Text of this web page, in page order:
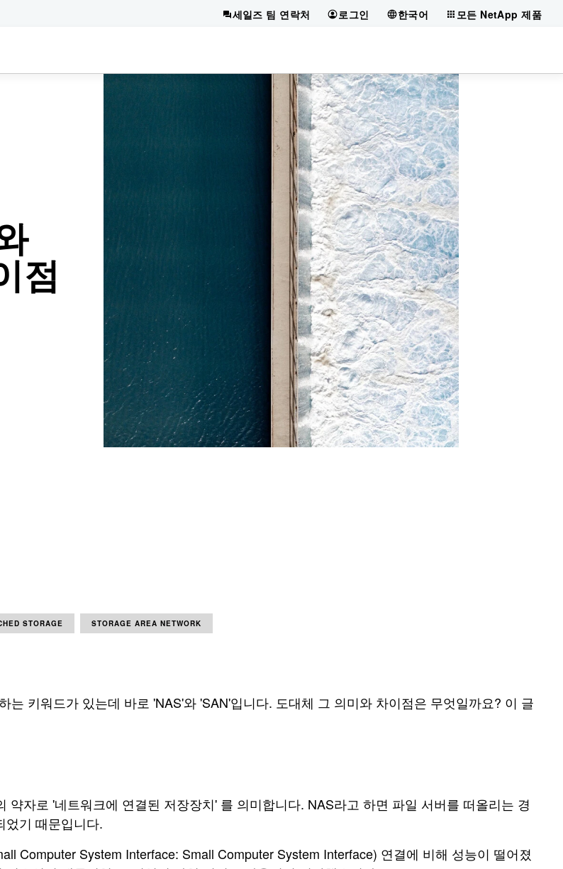
세일즈 팀 연락처 로그인 한국어 모든 NetApp 제품
점
STORAGE STORAGE AREA NETWORK
키워드가 있는데 바로 'NAS'와 'SAN'입니다. 도대체 그 의미와 차이점은 무엇일까요? 이 글
약자로 '네트워크에 연결된 저장장치' 를 의미합니다. NAS라고 하면 파일 서버를 떠올리는 경
었기 때문입니다.
Computer System Interface: Small Computer System Interface) 연결에 비해 성능이 떨어졌